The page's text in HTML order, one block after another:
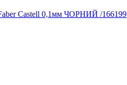
Castell 0,1мм ЧОРНИЙ /166199